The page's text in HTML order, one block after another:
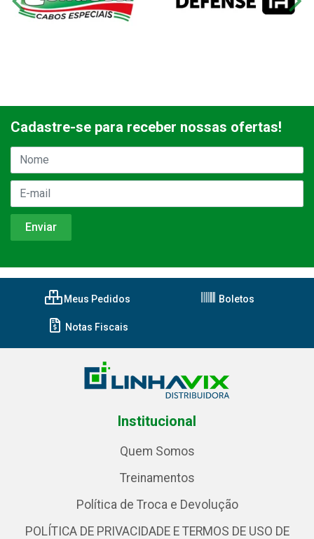
Cadastre-se para receber nossas ofertas!
Meus Pedidos Boletos
Notas Fiscais
Institucional
Quem Somos
Treinamentos
Política de Troca e Devolução
POLÍTICA DE PRIVACIDADE E TERMOS DE USO DE